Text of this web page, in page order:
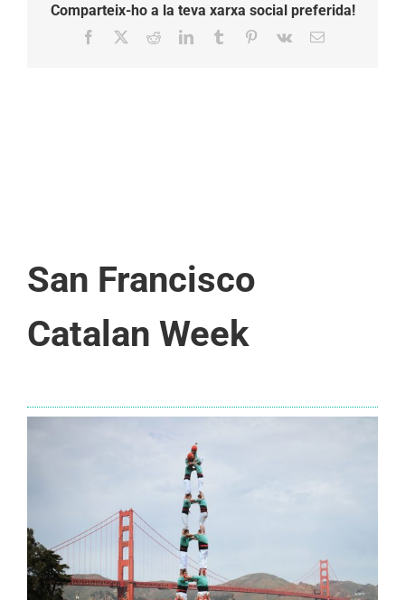
Comparteix-ho a la teva xarxa social preferida!
Facebook RedditLinkedInTumblr Pinterest
Vk Email:
San Francisco
Catalan Week